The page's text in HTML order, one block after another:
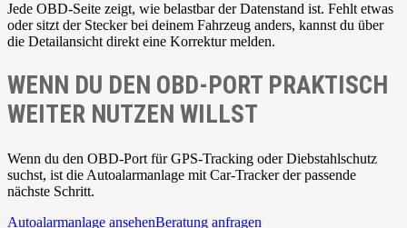
Jede OBD-Seite zeigt, wie belastbar der Datenstand ist. Fehlt etwas
oder sitzt der Stecker bei deinem Fahrzeug anders, kannst du über
die Detailansicht direkt eine Korrektur melden.
WENN DU DEN OBD-PORT PRAKTISCH
WEITER NUTZEN WILLST
Wenn du den OBD-Port für GPS-Tracking oder Diebstahlschutz
suchst, ist die Autoalarmanlage mit Car-Tracker der passende
nächste Schritt.
Autoalarmanlage ansehenBeratung anfragen